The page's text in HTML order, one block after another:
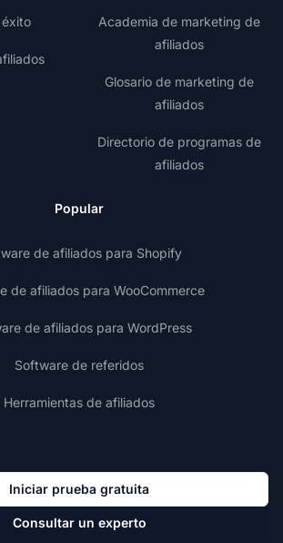
Academia de marketing de
afiliados
Glosario de marketing de
afiliados
Directorio de programas de
afiliados
Popular
de afiliados para Shopify
de afiliados para WooCommerce
de afiliados para WordPress
Software de referidos
Herramientas de afiliados
Iniciar prueba gratuita
Consultar un experto